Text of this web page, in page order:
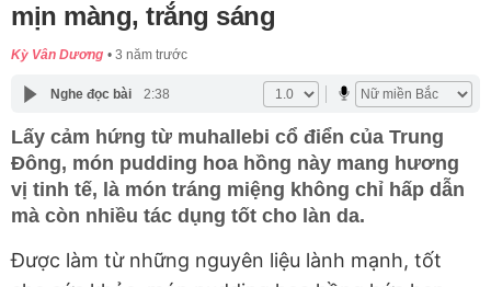
mịn màng, trắng sáng
Kỳ Vân Dương 3 năm trước
Nghe đọc bài 2:38
Lấy cảm hứng từ muhallebi cổ điển của Trung
Đông, món pudding hoa hồng này mang hương
vị tinh tế, là món tráng miệng không chỉ hấp dẫn
mà còn nhiều tác dụng tốt cho làn da.
Được làm từ những nguyên liệu lành mạnh, tốt